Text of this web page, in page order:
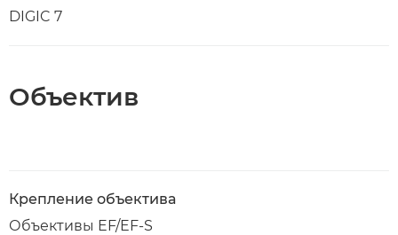
DIGIC 7
Объектив
Крепление объектива
Объективы EF/EF-S